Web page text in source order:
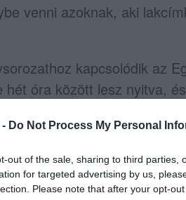
Do Not Process My Personal
out of the sale, sharing to third parties,
for targeted advertising by us,
Please note that after your opt-
venni azoknak, aki
kapcsolódik az
óra között lesz nyitva,